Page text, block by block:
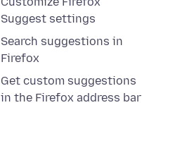
Suggest settings
Search suggestions in
Firefox
Get custom suggestions
in the Firefox address bar